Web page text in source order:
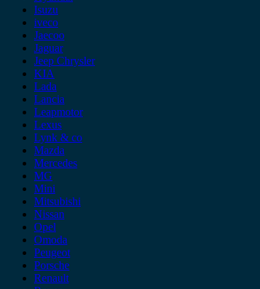
Isuzu
iveco
Jaecoo
Jaguar
Jeep Chrysler
KIA
Lada
Lancia
Leapmotor
Lexus
Lynk & co
Mazda
Mercedes
MG
Mini
Mitsubishi
Nissan
Opel
Omoda
Peugeot
Porsche
Renault